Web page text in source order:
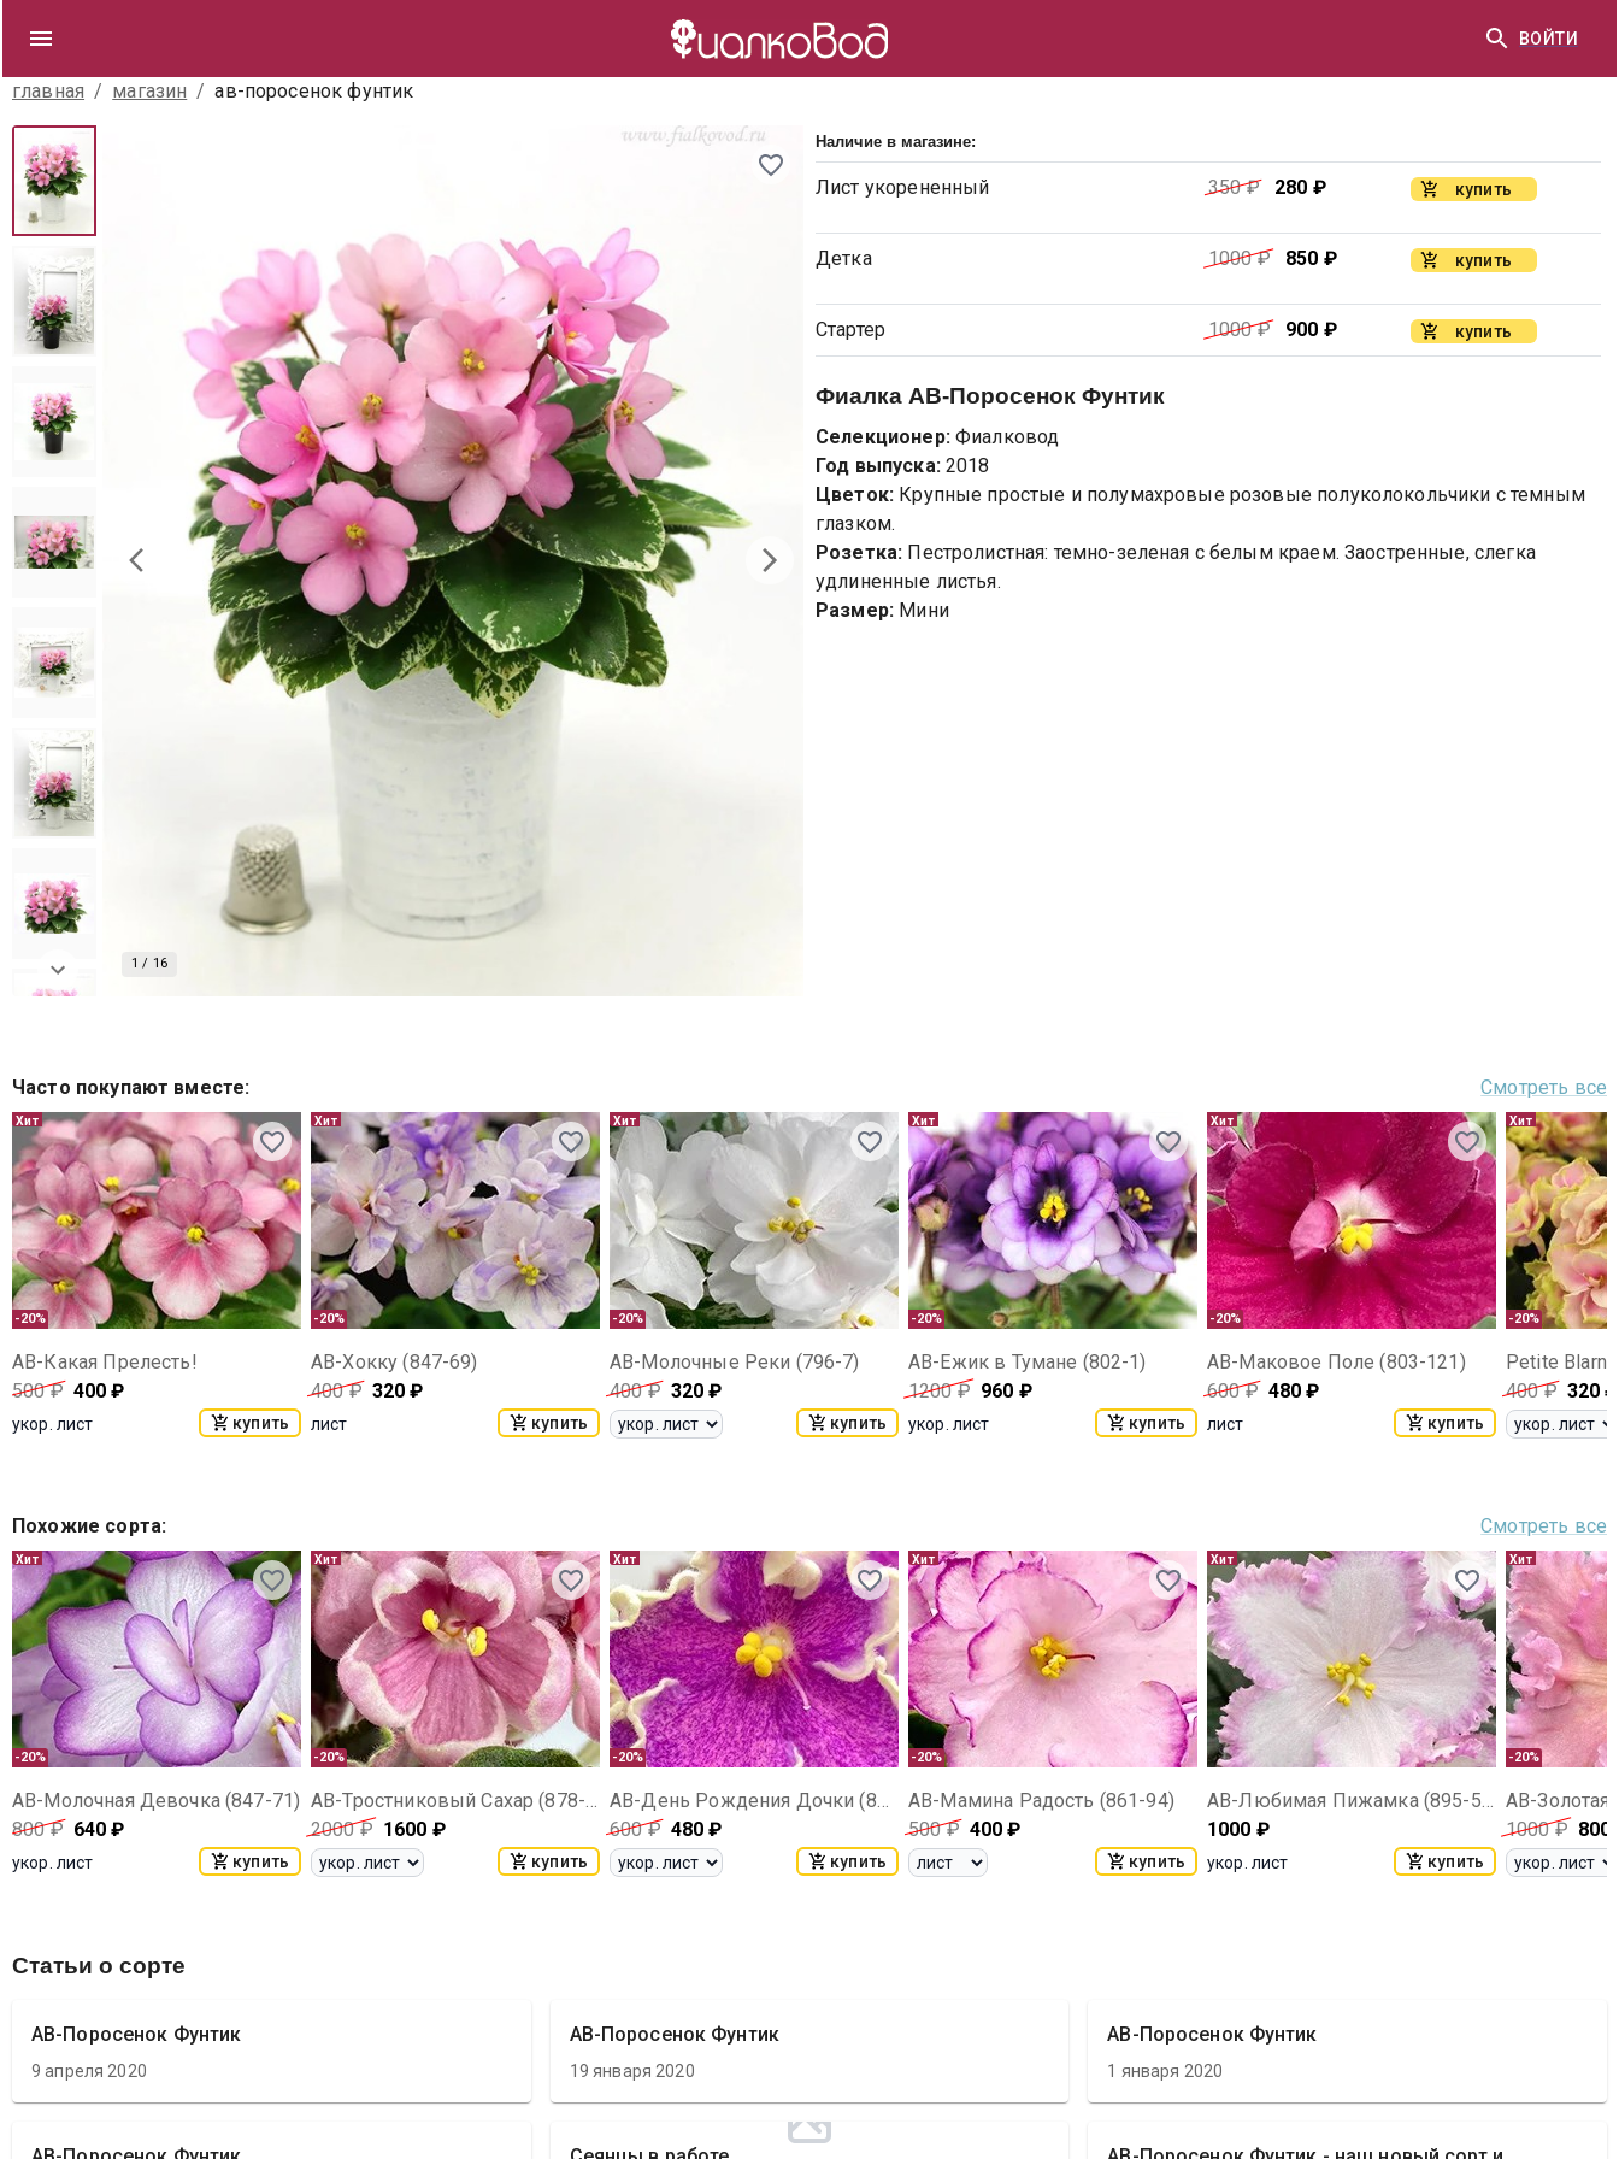
ВОЙТИ
главная / магазин / ав-поросенок фунтик
1 / 16
Наличие в магазине:
Лист укорененный 350₽ 280 ₽ купить
Детка 1000₽ 850 ₽ купить
Стартер 1000₽ 900 ₽ купить
Фиалка АВ-Поросенок Фунтик
Селекционер: Фиалковод
Год выпуска: 2018
Цветок: Крупные простые и полумахровые розовые полуколокольчики с темным
глазком.
Розетка: Пестролистная: темно-зеленая с белым краем. Заостренные, слегка
удлиненные листья.
Размер: Мини
Часто покупают вместе: Смотреть все
-20%
Хит
АВ-Какая Прелесть!
500₽ 400 ₽
укор. лист купить
-20%
Хит
АВ-Хокку (847-69)
400₽ 320 ₽
лист купить
-20%
Хит
АВ-Молочные Реки (796-7)
400₽ 320 ₽
купить
-20%
Хит
АВ-Ежик в Тумане (802-1)
1200₽ 960 ₽
укор. лист купить
-20%
Хит
АВ-Маковое Поле (803-121)
600₽ 480 ₽
лист купить
-20%
Хит
Petite
400₽ 320 ₽
Похожие сорта: Смотреть все
-20%
Хит
АВ-Молочная Девочка (847-71)
800₽ 640 ₽
укор. лист купить
-20%
Хит
АВ-Тростниковый Сахар (878-93)
2000₽ 1600 ₽
купить
-20%
Хит
АВ-День Рождения Дочки (875-311)
600₽ 480 ₽
купить
-20%
Хит
АВ-Мамина Радость (861-94)
500₽ 400 ₽
купить
Хит
АВ-Любимая Пижамка (895-58)
1000 ₽
укор. лист купить
-20%
Хит
АВ-
1000₽ 800
Статьи о сорте
АВ-Поросенок Фунтик
9 апреля 2020
АВ-Поросенок Фунтик
19 января 2020
АВ-Поросенок Фунтик
1 января 2020